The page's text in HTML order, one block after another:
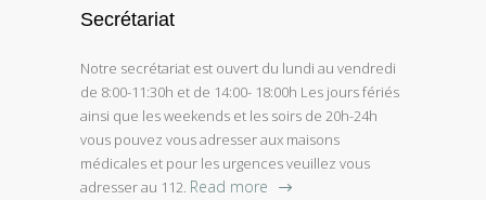
Secrétariat
Notre secrétariat est ouvert du lundi au vendredi
de 8:00-11:30h et de 14:00- 18:00h Les jours fériés
ainsi que les weekends et les soirs de 20h-24h
vous pouvez vous adresser aux maisons
médicales et pour les urgences veuillez vous
adresser au 112. Read more